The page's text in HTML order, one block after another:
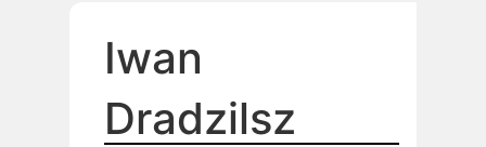
Iwan
Dradzilsz